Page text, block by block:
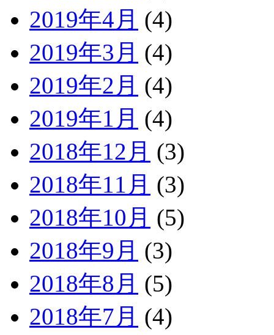
2019年4月 (4)
2019年3月 (4)
2019年2月 (4)
2019年1月 (4)
2018年12月 (3)
2018年11月 (3)
2018年10月 (5)
2018年9月 (3)
2018年8月 (5)
2018年7月 (4)